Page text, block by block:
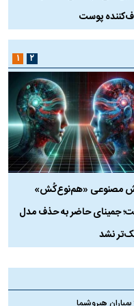
پوست
مصنوعی «هم‌نوع‌کُش»
جمینای حاضر به حذف مدل
نشد
۱ ۲
هیروشیما